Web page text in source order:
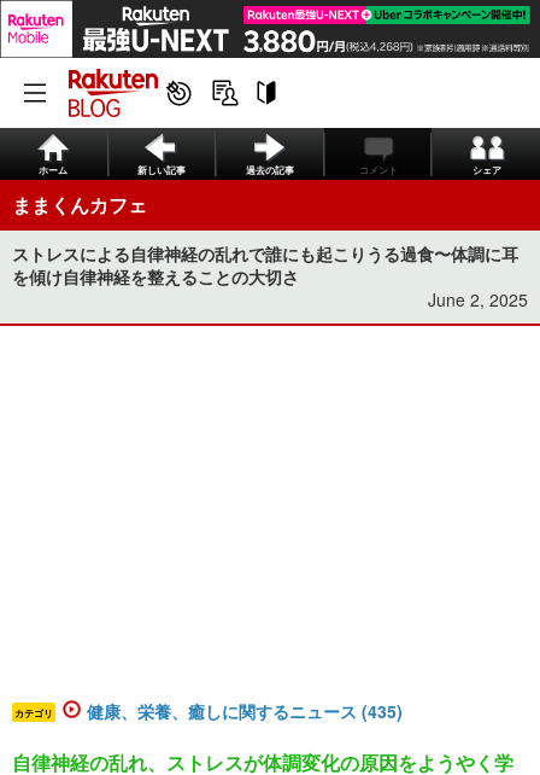
ホーム 新しい記事 過去の記事 コメント シェア
ままくんカフェ
ストレスによる自律神経の乱れで誰にも起こりうる過食〜体調に耳
を傾け自律神経を整えることの大切さ
June 2, 2025
カテゴリ 健康、栄養、癒しに関するニュース (435)
自律神経の乱れ、ストレスが体調変化の原因をようやく学